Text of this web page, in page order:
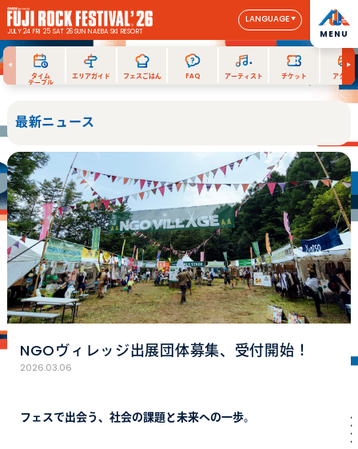
JULY 24 FRI 25 SAT 26 SUNNAEBA SKI RESORT
LANGUAGE
MENU
タイム
テーブル
エリアガイド フェスごはん FAQ アーティスト チケット アクセス
最新ニュース
NGOヴィレッジ出展団体募集、受付開始！
2026.03.06
フェスで出会う、社会の課題と未来への一歩。